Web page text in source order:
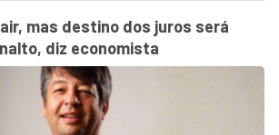
mas destino dos juros será
diz economista